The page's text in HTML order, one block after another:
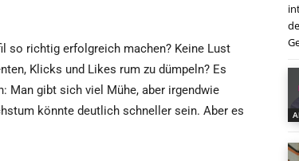
so richtig erfolgreich machen? Keine Lust
Klicks und Likes rum zu dümpeln? Es
Man gibt sich viel Mühe, aber irgendwie
könnte deutlich schneller sein. Aber es